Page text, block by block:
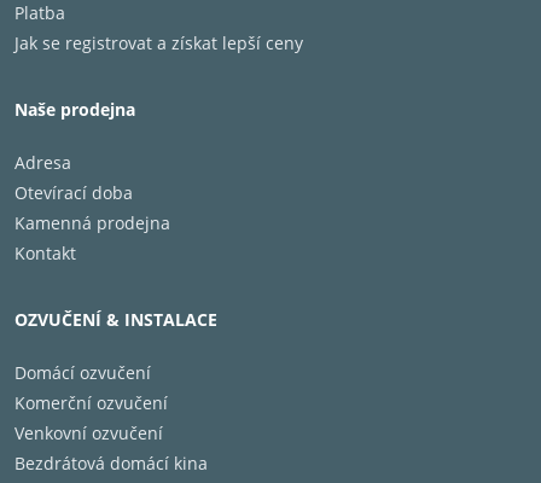
Akusticky průhledná hexagonální mřížka
rodinu Monitor Monitor
25 mm výškový reproduktor C-CAM Gold s novým
vlnovodem Uniform Dispersion (UD)
charakteristikého pro rodinu reprosoustav Monitor
poskytuje ještě realističtější zvuk
Středobasové reproduktory C-CAM
Platba
Jak se registrovat a získat lepší ceny
Naše prodejna
Adresa
Otevírací doba
Kamenná prodejna
Kontakt
OZVUČENÍ & INSTALACE
Domácí ozvučení
Komerční ozvučení
Venkovní ozvučení
Bezdrátová domácí kina